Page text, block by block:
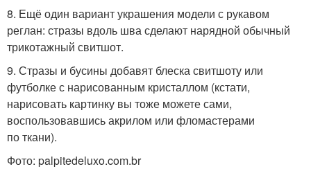
8. Ещё один вариант украшения модели с рукавом
реглан: стразы вдоль шва сделают нарядной обычный
трикотажный свитшот.
9. Стразы и бусины добавят блеска свитшоту или
футболке с нарисованным кристаллом (кстати,
нарисовать картинку вы тоже можете сами,
воспользовавшись акрилом или фломастерами
по ткани).
Фото: palpitedeluxo.com.br